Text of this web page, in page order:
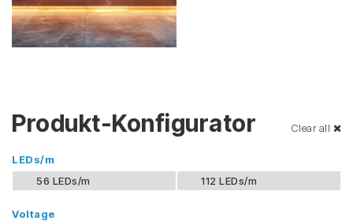
Produkt-Konfigurator Clear all
LEDs/m
56 LEDs/m
112 LEDs/m
Voltage